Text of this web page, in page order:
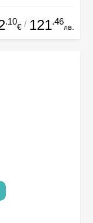
.10
€ / 121.46
лв.